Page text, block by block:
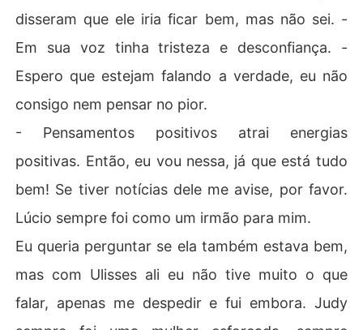
disseram que ele iria ficar bem, mas não sei. -
Em sua voz tinha tristeza e desconfiança. -
Espero que estejam falando a verdade, eu não
consigo nem pensar no pior.
- Pensamentos positivos atrai energias
positivas. Então, eu vou nessa, já que está tudo
bem! Se tiver notícias dele me avise, por favor.
Lúcio sempre foi como um irmão para mim.
Eu queria perguntar se ela também estava bem,
mas com Ulisses ali eu não tive muito o que
falar, apenas me despedir e fui embora. Judy